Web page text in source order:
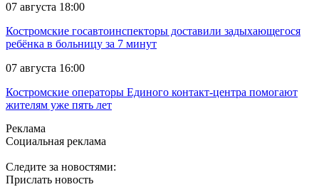
07 августа 18:00
Костромские госавтоинспекторы доставили задыхающегося
ребёнка в больницу за 7 минут
07 августа 16:00
Костромские операторы Единого контакт-центра помогают
жителям уже пять лет
Реклама
Социальная реклама
Следите за новостями:
Прислать новость